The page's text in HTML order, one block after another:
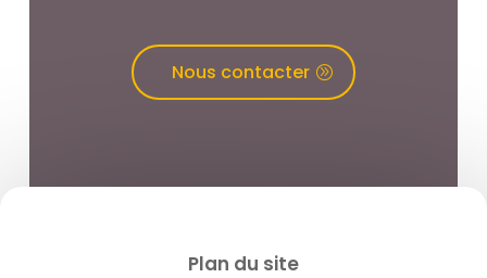
Nous contacter
Plan du site